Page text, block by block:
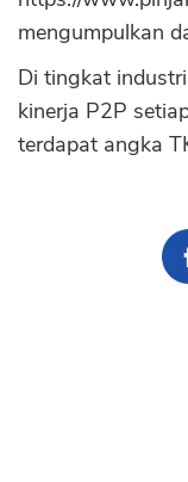
mengumpulkan
Di tingkat
kinerja P2P
terdapat angka